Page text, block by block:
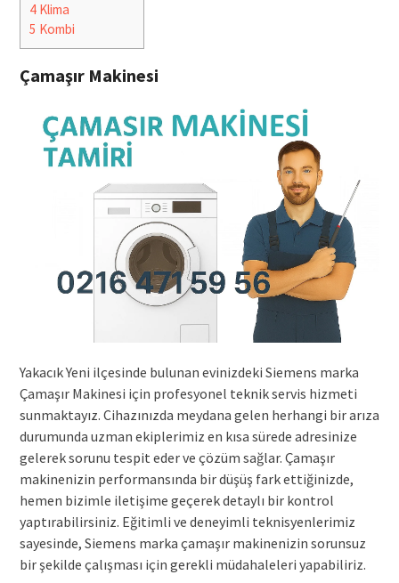
4Klima
5 Kombi
Çamaşır Makinesi
Yakacık Yeni ilçesinde bulunan evinizdeki Siemens marka
Çamaşır Makinesi için profesyonel teknik servis hizmeti
sunmaktayız. Cihazınızda meydana gelen herhangi bir arıza
durumunda uzman ekiplerimiz en kısa sürede adresinize
gelerek sorunu tespit eder ve çözüm sağlar. Çamaşır
makinenizin performansında bir düşüş fark ettiğinizde,
hemen bizimle iletişime geçerek detaylı bir kontrol
yaptırabilirsiniz. Eğitimli ve deneyimli teknisyenlerimiz
sayesinde, Siemens marka çamaşır makinenizin sorunsuz
bir şekilde çalışması için gerekli müdahaleleri yapabiliriz.